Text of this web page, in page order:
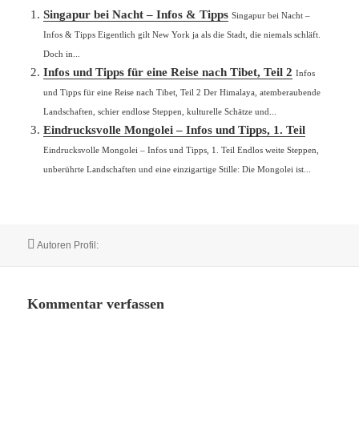
Singapur bei Nacht – Infos & Tipps Singapur bei Nacht –
Infos & Tipps Eigentlich gilt New York ja als die Stadt, die niemals schläft.
Doch in...
Infos und Tipps für eine Reise nach Tibet, Teil 2 Infos
und Tipps für eine Reise nach Tibet, Teil 2 Der Himalaya, atemberaubende
Landschaften, schier endlose Steppen, kulturelle Schätze und...
Eindrucksvolle Mongolei – Infos und Tipps, 1. Teil
Eindrucksvolle Mongolei – Infos und Tipps, 1. Teil Endlos weite Steppen,
unberührte Landschaften und eine einzigartige Stille: Die Mongolei ist...
Autor
Autoren Profil:
Kommentar verfassen